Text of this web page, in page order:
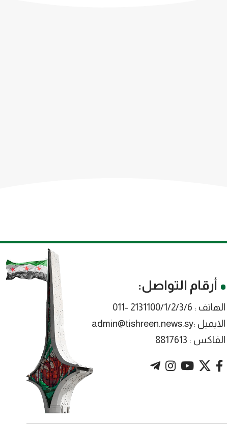
أرقام التواصل:
الهاتف : 2131100/1/2/3/6 -011
الايميل :admin@tishreen.news.sy
الفاكس : 8817613